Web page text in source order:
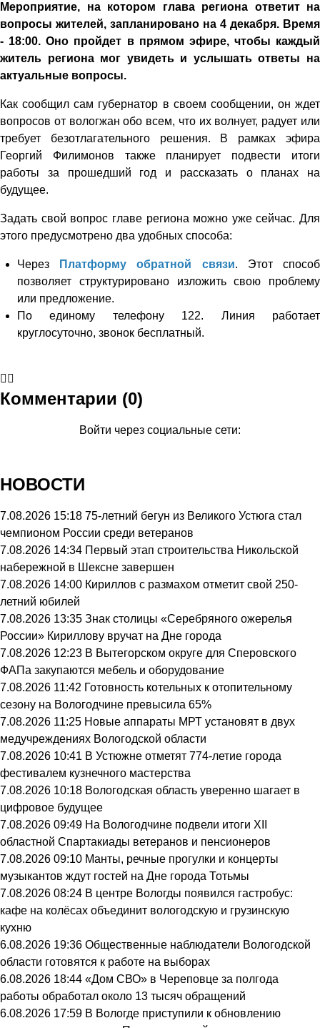
Мероприятие, на котором глава региона ответит на
вопросы жителей, запланировано на 4 декабря. Время
- 18:00. Оно пройдет в прямом эфире, чтобы каждый
житель региона мог увидеть и услышать ответы на
актуальные вопросы.
Как сообщил сам губернатор в своем сообщении, он ждет
вопросов от вологжан обо всем, что их волнует, радует или
требует безотлагательного решения. В рамках эфира
Георгий Филимонов также планирует подвести итоги
работы за прошедший год и рассказать о планах на
будущее.
Задать свой вопрос главе региона можно уже сейчас. Для
этого предусмотрено два удобных способа:
Через Платформу обратной связи. Этот способ
позволяет структурировано изложить свою проблему
или предложение.
По единому телефону 122. Линия работает
круглосуточно, звонок бесплатный.
Комментарии (0)
Войти через социальные сети:
НОВОСТИ
7.08.2026 15:18 75-летний бегун из Великого Устюга стал
чемпионом России среди ветеранов
7.08.2026 14:34 Первый этап строительства Никольской
набережной в Шексне завершен
7.08.2026 14:00 Кириллов с размахом отметит свой 250-
летний юбилей
7.08.2026 13:35 Знак столицы «Серебряного ожерелья
России» Кириллову вручат на Дне города
7.08.2026 12:23 В Вытегорском округе для Сперовского
ФАПа закупаются мебель и оборудование
7.08.2026 11:42 Готовность котельных к отопительному
сезону на Вологодчине превысила 65%
7.08.2026 11:25 Новые аппараты МРТ установят в двух
медучреждениях Вологодской области
7.08.2026 10:41 В Устюжне отметят 774-летие города
фестивалем кузнечного мастерства
7.08.2026 10:18 Вологодская область уверенно шагает в
цифровое будущее
7.08.2026 09:49 На Вологодчине подвели итоги XII
областной Спартакиады ветеранов и пенсионеров
7.08.2026 09:10 Манты, речные прогулки и концерты
музыкантов ждут гостей на Дне города Тотьмы
7.08.2026 08:24 В центре Вологды появился гастробус:
кафе на колёсах объединит вологодскую и грузинскую
кухню
6.08.2026 19:36 Общественные наблюдатели Вологодской
области готовятся к работе на выборах
6.08.2026 18:44 «Дом СВО» в Череповце за полгода
работы обработал около 13 тысяч обращений
6.08.2026 17:59 В Вологде приступили к обновлению